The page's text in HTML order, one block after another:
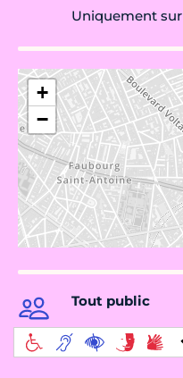
Uniquement
+
−
Tout public